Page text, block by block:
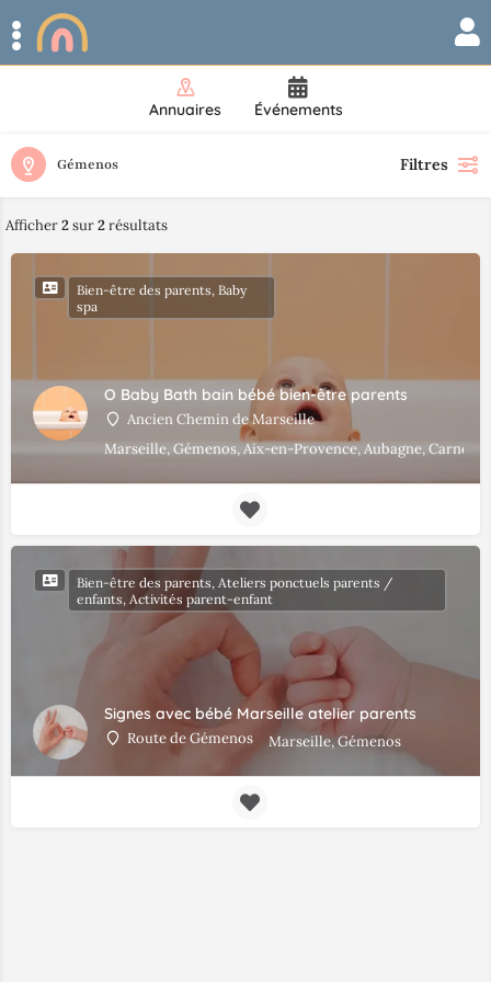
Annuaires Événements
Gémenos Filtres
Afficher2sur2résultats
O Baby Bath bain bébé bien-être parents
Ancien Chemin de Marseille
Marseille, Gémenos, Aix-en-Provence, Aubagne,
Bien-être des parents, Baby
spa
Signes avec bébé Marseille atelier parents
Route de Gémenos Marseille, Gémenos
Bien-être des parents, Ateliers ponctuels parents /
enfants, Activités parent-enfant